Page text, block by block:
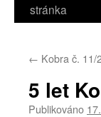
webu
stránka
← Kobra č. 11/
5 let
Publikováno